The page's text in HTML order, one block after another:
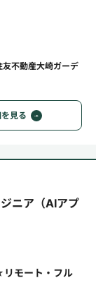
不動産大崎ガーデ
見る
ニア（AIアプ
モート・フル